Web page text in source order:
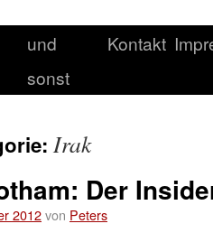
und
sonst
Kontakt
Irak
Der
2012von Peters